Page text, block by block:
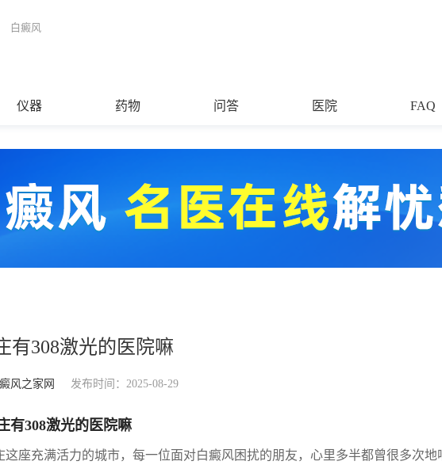
白癜风
仪器 药物 问答 医院 FAQ
有308激光的医院嘛
风之家网 发布时间：2025-08-29
有308激光的医院嘛
这座充满活力的城市，每一位面对白癜风困扰的朋友，心里多半都曾很多次地